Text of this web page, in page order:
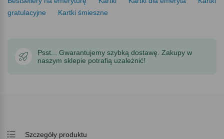
gratulacyjne
Kartki śmieszne
Psst... Gwarantujemy szybką dostawę. Zakupy w
naszym sklepie potrafią uzależnić!
Szczegóły produktu